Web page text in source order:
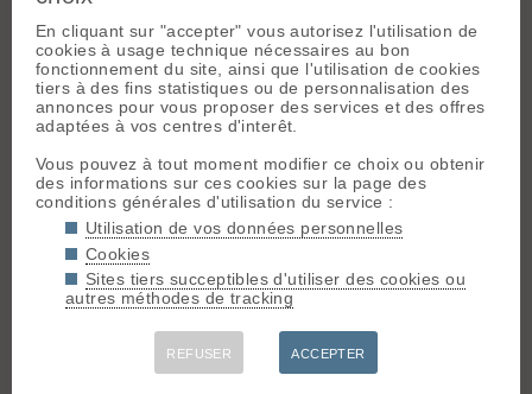
lucsiviez
bonjour,
je suis nouveau dans la rando mais j'adore. Mon pseudo est
lucsiviez parce que je suis surtout sur siviez, c'est-à-dire le
domaine des quatre vallées dans le valais suisse. Première
question: ce site est-il uniquement axé sur la france ou
dans une semaine, je serai à formigal dans les pyrénées
espagnoles. Y-a-t-il des courses accessibles à un débutant (
mais qui peut monter 3 heures à 400 ms/h) à ne pas manquer
dans les environs?
merci d'avance de la réponse
En cliquant sur "accepter" vous autorisez l'utilisation de
cookies à usage technique nécessaires au bon
fonctionnement du site, ainsi que l'utilisation de cookies
tiers à des fins statistiques ou de personnalisation des
annonces pour vous proposer des services et des offres
adaptées à vos centres d'interêt.
Vous pouvez à tout moment modifier ce choix ou obtenir
des informations sur ces cookies sur la page des
conditions générales d'utilisation du service :
Utilisation de vos données personnelles
Cookies
Sites tiers succeptibles d'utiliser des cookies ou
autres méthodes de tracking
REFUSER ACCEPTER